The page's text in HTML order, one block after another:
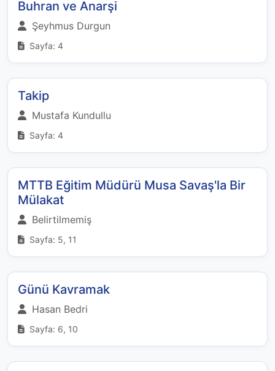
Buhran ve Anarşi
Şeyhmus Durgun
Sayfa: 4
Takip
Mustafa Kundullu
Sayfa: 4
MTTB Eğitim Müdürü Musa Savaş'la Bir
Mülakat
Belirtilmemiş
Sayfa: 5, 11
Günü Kavramak
Hasan Bedri
Sayfa: 6, 10